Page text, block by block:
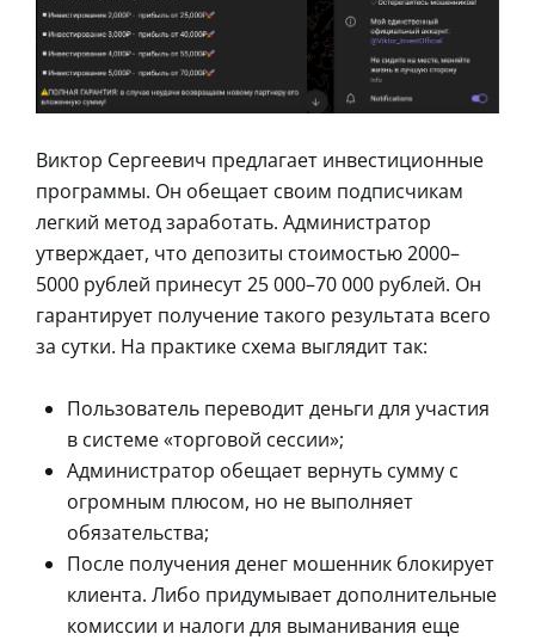
Виктор Сергеевич предлагает инвестиционные
программы. Он обещает своим подписчикам
легкий метод заработать. Администратор
утверждает, что депозиты стоимостью 2000–
5000 рублей принесут 25 000–70 000 рублей. Он
гарантирует получение такого результата всего
за сутки. На практике схема выглядит так:
Пользователь переводит деньги для участия
в системе «торговой сессии»;
Администратор обещает вернуть сумму с
огромным плюсом, но не выполняет
обязательства;
После получения денег мошенник блокирует
клиента. Либо придумывает дополнительные
комиссии и налоги для выманивания еще